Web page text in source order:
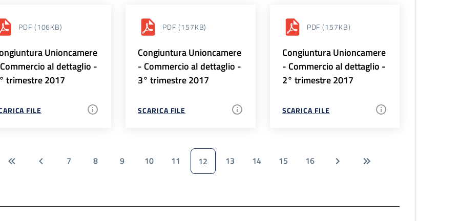
PDF (106KB)
Unioncamere
al dettaglio -
trimestre 2017
FILE
PDF (157KB)
Congiuntura Unioncamere
- Commercio al dettaglio -
3° trimestre 2017
SCARICA FILE
PDF (157KB)
Congiuntura Unioncamere
- Commercio al dettaglio -
2° trimestre 2017
SCARICA FILE
7 8 9 10 11 12 13 14 15 16